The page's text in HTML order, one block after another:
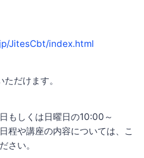
JitesCbt/index.html
だけます。
もしくは日曜日の10:00～
程や講座の内容については、こ
さい。